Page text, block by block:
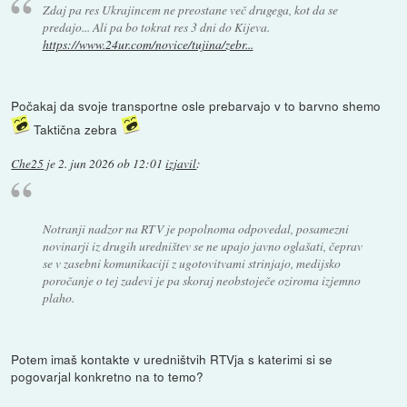
Zdaj pa res Ukrajincem ne preostane več drugega, kot da se
predajo... Ali pa bo tokrat res 3 dni do Kijeva.
https://www.24ur.com/novice/tujina/zebr...
Počakaj da svoje transportne osle prebarvajo v to barvno shemo
Taktična zebra
Che25 je2. jun 2026 ob 12:01 izjavil:
Notranji nadzor na RTV je popolnoma odpovedal, posamezni
novinarji iz drugih uredništev se ne upajo javno oglašati, čeprav
se v zasebni komunikaciji z ugotovitvami strinjajo, medijsko
poročanje o tej zadevi je pa skoraj neobstoječe oziroma izjemno
plaho.
Potem imaš kontakte v uredništvih RTVja s katerimi si se
pogovarjal konkretno na to temo?